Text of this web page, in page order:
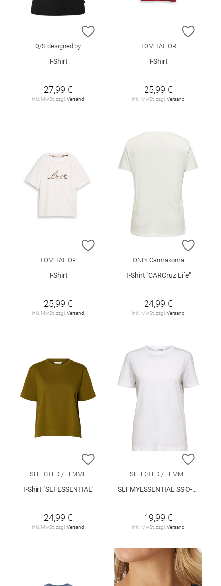
ZUR WUNSCHLISTE HINZUFÜGEN
Q/S designed by
T-Shirt
27,99 €
inkl. MwSt. zzgl.Versand
ZUR
TOM TAILOR
T-Shirt
25,99 €
inkl. MwSt. zzgl.Versand
ZUR WUNSCHLISTE HINZUFÜGEN
TOM TAILOR
T-Shirt
25,99 €
inkl. MwSt. zzgl.Versand
ZUR
ONLY Carmakoma
T-Shirt "CARCruz Life"
24,99 €
inkl. MwSt. zzgl.Versand
ZUR WUNSCHLISTE HINZUFÜGEN
SELECTED / FEMME
T-Shirt "SLFESSENTIAL"
24,99 €
inkl. MwSt. zzgl. Versand
ZUR
SELECTED / FEMME
SLFMYESSENTIAL SS O-NECK TEE NOOS
19,99 €
inkl. MwSt. zzgl. Versand